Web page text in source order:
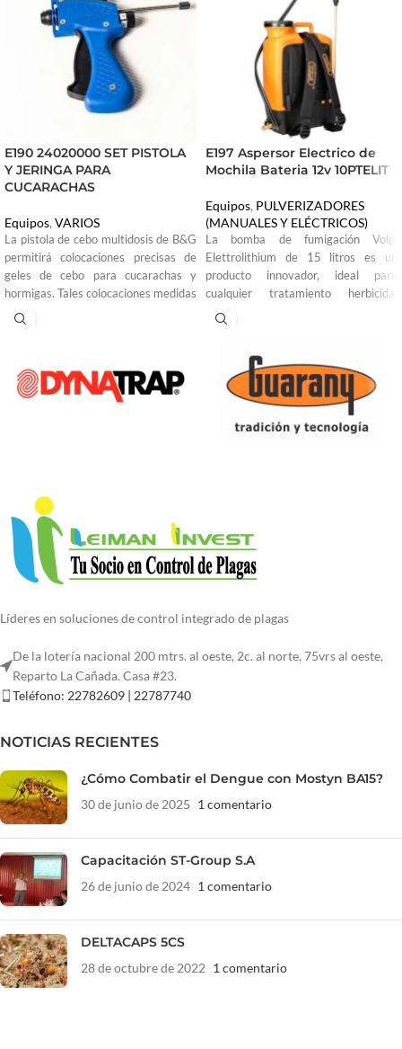
E190 24020000 SET PISTOLA
Y JERINGA PARA
CUCARACHAS
Equipos, VARIOS
La pistola de cebo multidosis de B&G
permitirá colocaciones precisas de
geles de cebo para cucarachas y
hormigas. Tales colocaciones medidas
y precisas del cebo reducen los
costos del producto y ahorran dinero.
configuraciones) en la parte trasera
de la pistola permitirá una variedad
de tamaños de colocación de cebo. El
E197 Aspersor Electrico de
Mochila Bateria 12v 10PTELIT
Equipos, PULVERIZADORES
(MANUALES Y ELÉCTRICOS)
La bomba de fumigación Volpi
Elettrolithium de 15 litros es un
producto innovador, ideal para
cualquier tratamiento herbicida,
siendo versatil por ahorrar tiempo y
esfuerzo. Posee un motor a batería
Esta bomba dispone de lanza
telescópica y boquilla de latón
regulables. Dispone de un mando
electrico y un manómetro integrado.
Líderes en soluciones de control integrado de plagas
De la lotería nacional 200 mtrs. al oeste, 2c. al norte, 75vrs al oeste,
Reparto La Cañada. Casa #23.
Teléfono: 22782609 | 22787740
NOTICIAS RECIENTES
¿Cómo Combatir el Dengue con Mostyn BA15?
30 de junio de 2025 1 comentario
Capacitación ST-Group S.A
26 de junio de 2024 1 comentario
DELTACAPS 5CS
28 de octubre de 2022 1 comentario